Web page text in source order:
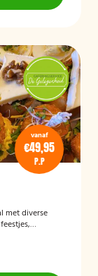
vanaf
€49,95
P.P
met diverse
die direct
die bewust of